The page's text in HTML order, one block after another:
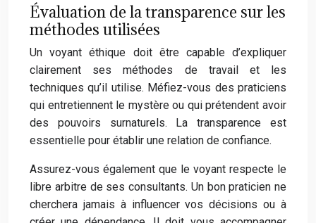
Évaluation de la transparence sur les
méthodes utilisées
Un voyant éthique doit être capable d’expliquer
clairement ses méthodes de travail et les
techniques qu’il utilise. Méfiez-vous des praticiens
qui entretiennent le mystère ou qui prétendent avoir
des pouvoirs surnaturels. La transparence est
essentielle pour établir une relation de confiance.
Assurez-vous également que le voyant respecte le
libre arbitre de ses consultants. Un bon praticien ne
cherchera jamais à influencer vos décisions ou à